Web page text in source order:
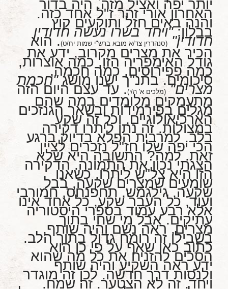
יותר יפה ואציל מזה. היה בדור
האחרון אורי זהר ז"ל אחד כזה.
והנה באים חזל ותוקעים קוץ
בבלון:"ויחד בשרו נעשה חדודין
חדודין" (סנהדרין צד/א מובא ברש"י שמות יח/ט). הוא
הכיר את מצרים מקרוב, ידע את
גודל האימפריה הזו, כמה אוצרות,
כמה פפירוסים, כמה חכמה,
סיכומים. בתנ"ך ישנו מושג"חכמת
מצרים" (מלכים א' ה/י). עד עצם היום הזה
מתעמקים מלומדים במה שהם
מגלים בפירמידות ובשאר הגנזכים
הארכיאולוגיים, וכל זה שקע
במצולות. זה נתן ליתרו דקירה
בלב. למרבית הפלא בדיוק ברגע
הכי יפה שלו חז"ל נזכרים לציין
זאת. למה? התשובה היא שלא
הצגתי נכון את התמונה. הדקירה
הזו היא צל"ש ליתרו. כשאנו
שומעים שמצרים שקעה, בבל
שקעה, גילגמש, תחפנחס, חמורבי
ועוד, כל העבר שקע, כל אחד אינו
אלא רבע עמוד בספרי היסטוריה
עתיקים. אבל מי שחי בתוך
מצרים, ראה נשם והיה שותף,
בשבילו זה רומח גדול בתוך הלב.
כתוב כאן שאף על פי כן הוא
הסכים להזניח את כל מה שהוא
ידע ראה השקיע והיה שותף
ולנסות דרך חדשה. לכן זה מוגדר
ויחד. זה לא הצטער. זה שמח.